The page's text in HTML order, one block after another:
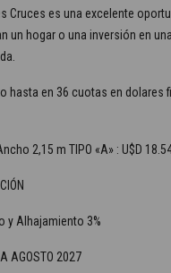
Cruces es una excelente
un hogar o una inversión en una
hasta en 36 cuotas en dolares
2,15 m TIPO «A» : U$D
y Alhajamiento 3%
AGOSTO 2027